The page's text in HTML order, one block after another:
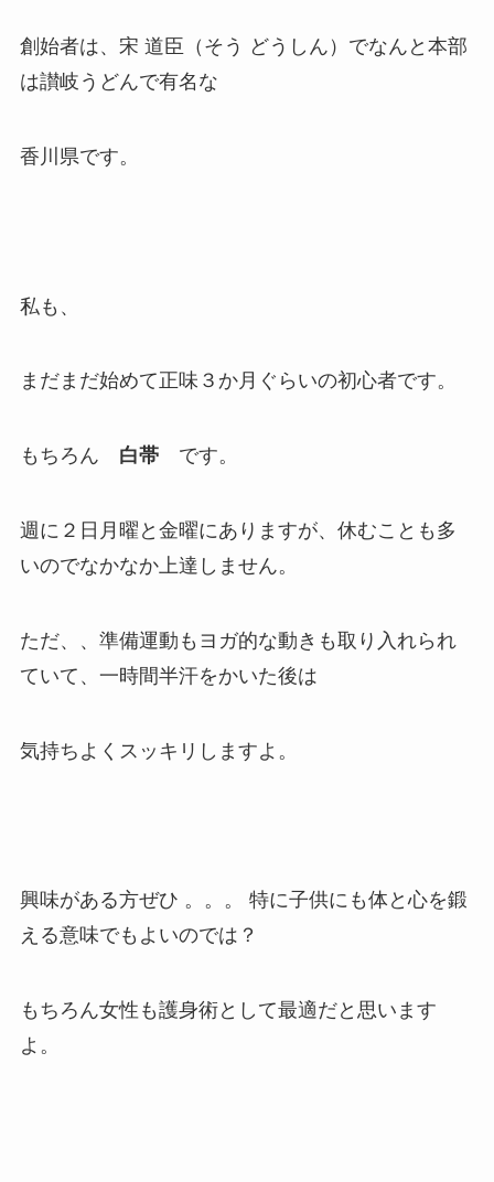
創始者は、宋 道臣（そう どうしん）でなんと本部
は讃岐うどんで有名な
香川県です。
私も、
まだまだ始めて正味３か月ぐらいの初心者です。
もちろん 白帯です。
週に２日月曜と金曜にありますが、休むことも多
いのでなかなか上達しません。
ただ、、準備運動もヨガ的な動きも取り入れられ
ていて、一時間半汗をかいた後は
気持ちよくスッキリしますよ。
興味がある方ぜひ 。。。 特に子供にも体と心を鍛
える意味でもよいのでは？
もちろん女性も護身術として最適だと思います
よ。